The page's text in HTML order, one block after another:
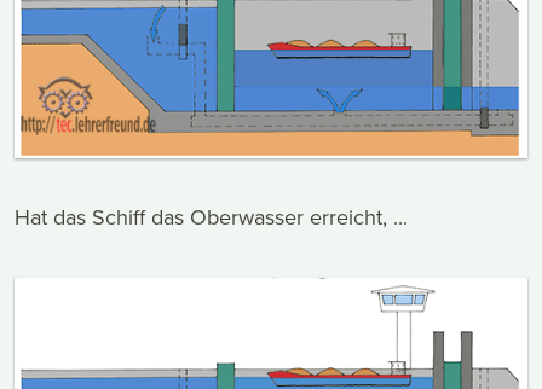
Hat das Schiff das Oberwasser erreicht, ...